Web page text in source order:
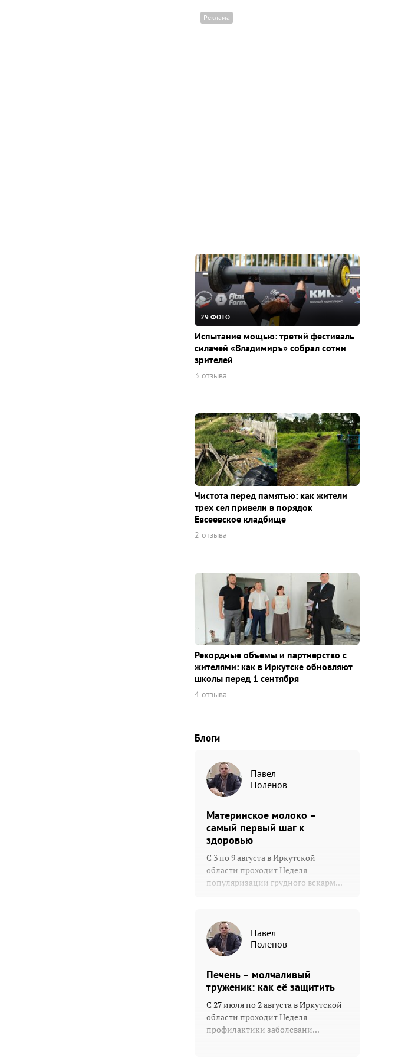
29 ФОТО
Испытание мощью: третий фестиваль
силачей «Владимиръ» собрал сотни
зрителей
3 отзыва
Чистота перед памятью: как жители
трех сел привели в порядок
Евсеевское кладбище
2 отзыва
Рекордные объемы и партнерство с
жителями: как в Иркутске обновляют
школы перед 1 сентября
4 отзыва
Блоги
Павел
Поленов
Материнское молоко –
самый первый шаг к
здоровью
С 3 по 9 августа в Иркутской
области проходит Неделя
популяризации грудного вскарм...
Павел
Поленов
Печень – молчаливый
труженик: как её защитить
С 27 июля по 2 августа в Иркутской
области проходит Неделя
профилактики заболевани...